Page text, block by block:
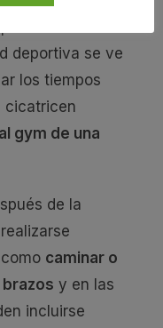
deportiva se ve
los tiempos
cicatricen
gym de una
de la
caminar o
y en las
incluirse